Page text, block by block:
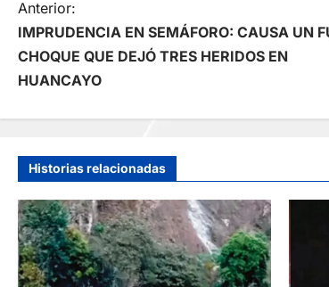
N
a
v
g
a
c
Anterior:
IMPRUDENCIA EN SEMÁFORO: CAUSA UN
CHOQUE QUE DEJÓ TRES HERIDOS EN
HUANCAYO
Historias relacionadas